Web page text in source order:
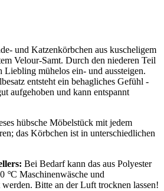
und Katzenkörbchen aus kuscheligem
Velour-Samt. Durch den niederen Teil
Liebling mühelos ein- und aussteigen.
entsteht ein behagliches Gefühl -
aufgehoben und kann entspannt
hübsche Möbelstück mit jedem
das Körbchen ist in unterschiedlichen
Bei Bedarf kann das aus Polyester
°C Maschinenwäsche und
Bitte an der Luft trocknen lassen!